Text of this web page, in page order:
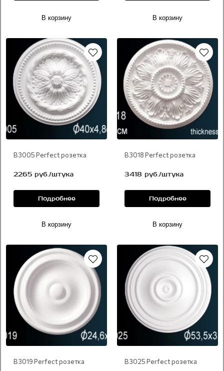
В корзину В корзину
В 3005 Perfect розетка
2265 руб./штука
Подробнее
В корзину
В 3018 Perfect розетка
3418 руб./штука
Подробнее
В корзину
В 3019 Perfect розетка В 3025 Perfect розетка